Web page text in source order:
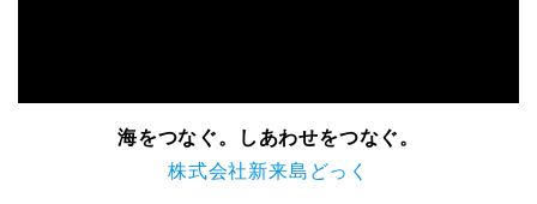
海をつなぐ。しあわせをつなぐ。
株式会社新来島どっく